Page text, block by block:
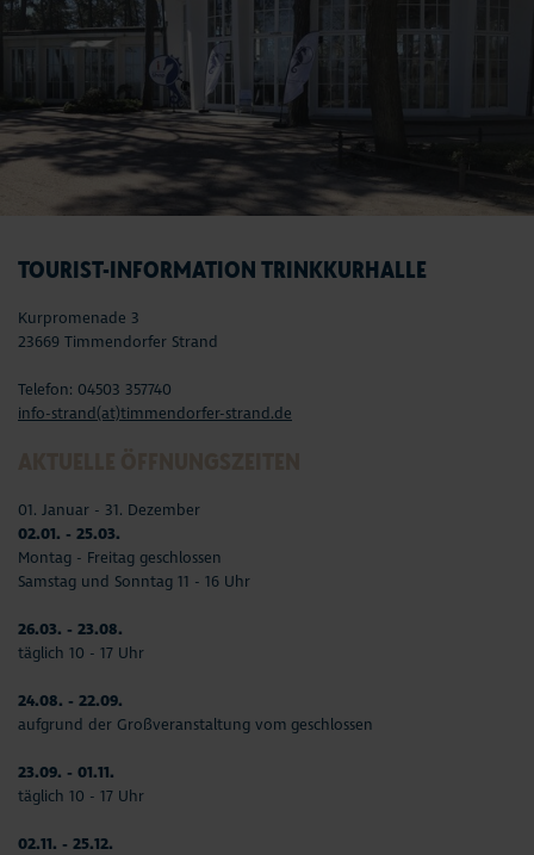
TOURIST-INFORMATION TRINKKURHALLE
Kurpromenade 3
23669 Timmendorfer Strand
Telefon: 04503 357740
info-strand(at)timmendorfer-strand.de
01. Januar - 31. Dezember
02.01. - 25.03.
Montag - Freitag geschlossen
Samstag und Sonntag 11 - 16 Uhr
26.03. - 23.08.
täglich 10 - 17 Uhr
24.08. - 22.09.
aufgrund der Großveranstaltung vom geschlossen
23.09. - 01.11.
täglich 10 - 17 Uhr
02.11. - 25.12.